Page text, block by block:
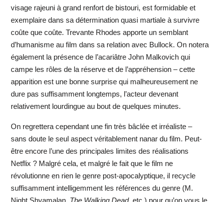
visage rajeuni à grand renfort de bistouri, est formidable et
exemplaire dans sa détermination quasi martiale à survivre
coûte que coûte. Trevante Rhodes apporte un semblant
d’humanisme au film dans sa relation avec Bullock. On notera
également la présence de l’acariâtre John Malkovich qui
campe les rôles de la réserve et de l’appréhension – cette
apparition est une bonne surprise qui malheureusement ne
dure pas suffisamment longtemps, l’acteur devenant
relativement lourdingue au bout de quelques minutes.
On regrettera cependant une fin très bâclée et irréaliste –
sans doute le seul aspect véritablement nanar du film. Peut-
être encore l’une des principales limites des réalisations
Netflix ? Malgré cela, et malgré le fait que le film ne
révolutionne en rien le genre post-apocalyptique, il recycle
suffisamment intelligemment les références du genre (M.
Night Shyamalan, The Walking Dead, etc.) pour qu’on vous le